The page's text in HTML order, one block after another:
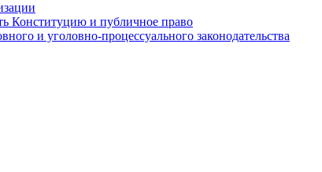
Конституцию и публичное право
и уголовно-процессуального законодательства